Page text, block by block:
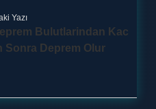
Yazı
Bulutlarindan Kac
Sonra Deprem Olur